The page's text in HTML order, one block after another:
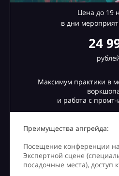
Цена до 19
в дни
24
Максимум практики в
и работа с
Преимущества апгрейда:
Посещение конференции
Экспертной сцене
посадочные места), доступ